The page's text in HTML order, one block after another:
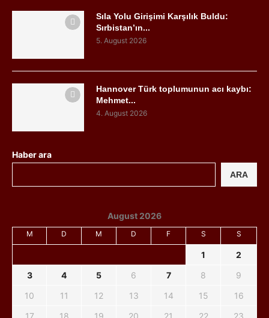
Sıla Yolu Girişimi Karşılık Buldu:
Sırbistan’ın...
5. August 2026
Hannover Türk toplumunun acı kaybı:
Mehmet...
4. August 2026
Haber ara
ARA
August 2026
M D M D F S S
1
2
3
4 5 6 7 8
9
10
11 12 13 14 15
16
17
18 19 20 21 22 23